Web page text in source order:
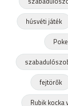
húsvéti játék
fejtörők
Rubik